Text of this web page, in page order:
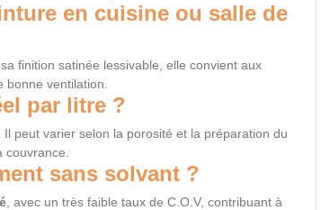
en cuisine ou salle de
finition satinée lessivable, elle convient aux
ventilation.
par litre ?
. Il peut varier selon la porosité et la préparation du
sans solvant ?
, avec un très faible taux de C.O.V, contribuant à